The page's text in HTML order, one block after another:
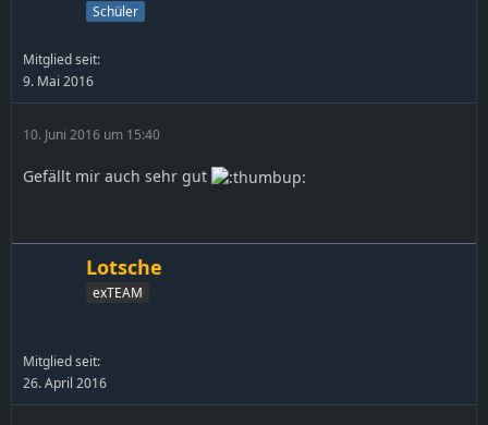
Schüler
Mitglied seit:
9. Mai 2016
10. Juni 2016 um 15:40
Gefällt mir auch sehr gut
Lotsche
exTEAM
Mitglied seit:
26. April 2016